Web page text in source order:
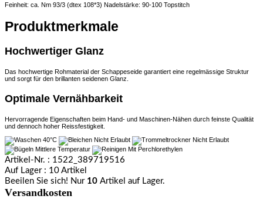
Feinheit: ca. Nm 93/3 (dtex 108*3) Nadelstärke: 90-100 Topstitch
Produktmerkmale
Hochwertiger Glanz
Das hochwertige Rohmaterial der Schappeseide garantiert eine regelmässige Struktur
und sorgt für den brillanten seidenen Glanz.
Optimale Vernähbarkeit
Hervorragende Eigenschaften beim Hand- und Maschinen-Nähen durch feinste Qualität
und dennoch hoher Reissfestigkeit.
Artikel-Nr. : 1522_389719516
Auf Lager : 10 Artikel
Beeilen Sie sich! Nur 10 Artikel auf Lager.
Versandkosten